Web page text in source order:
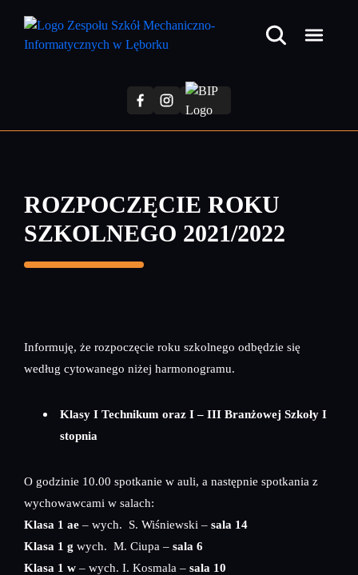
treści
ROZPOCZĘCIE ROKU
SZKOLNEGO 2021/2022
Informuję, że rozpoczęcie roku szkolnego odbędzie się
według cytowanego niżej harmonogramu.
Klasy I Technikum oraz I – III Branżowej Szkoły I
stopnia
O godzinie 10.00 spotkanie w auli, a następnie spotkania z
wychowawcami w salach:
Klasa 1 ae – wych. S. Wiśniewski – sala 14
Klasa 1 g wych. M. Ciupa – sala 6
Klasa 1 w – wych. I. Kosmala – sala 10